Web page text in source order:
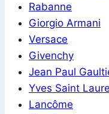
Rabanne
Giorgio Armani
Versace
Givenchy
Jean Paul
Yves Saint
Lancôme